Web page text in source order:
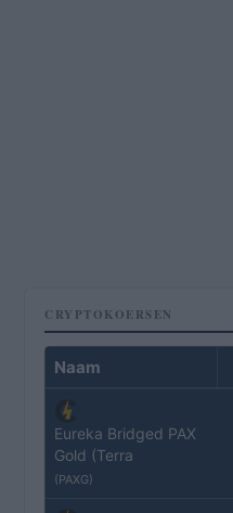
CRYPTOKOERSEN
Naam
Eureka Bridged PAX
Gold (Terra
(PAXG)